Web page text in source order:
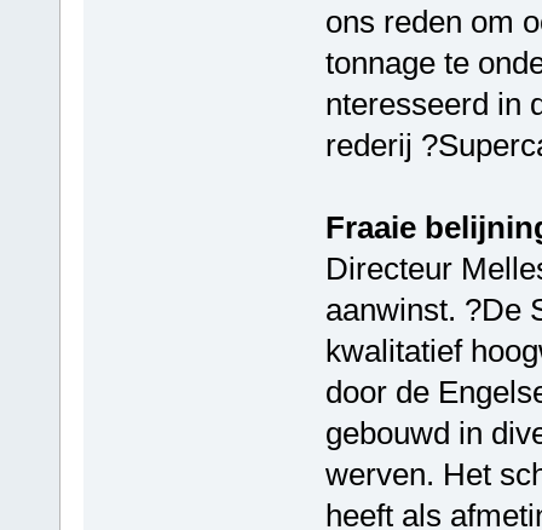
ons reden om
tonnage te
nteresseerd in
rederij
Fraaie
Directeur
aanwinst. ?De
kwalitatief
door de
gebouwd in
werven. Het
heeft als